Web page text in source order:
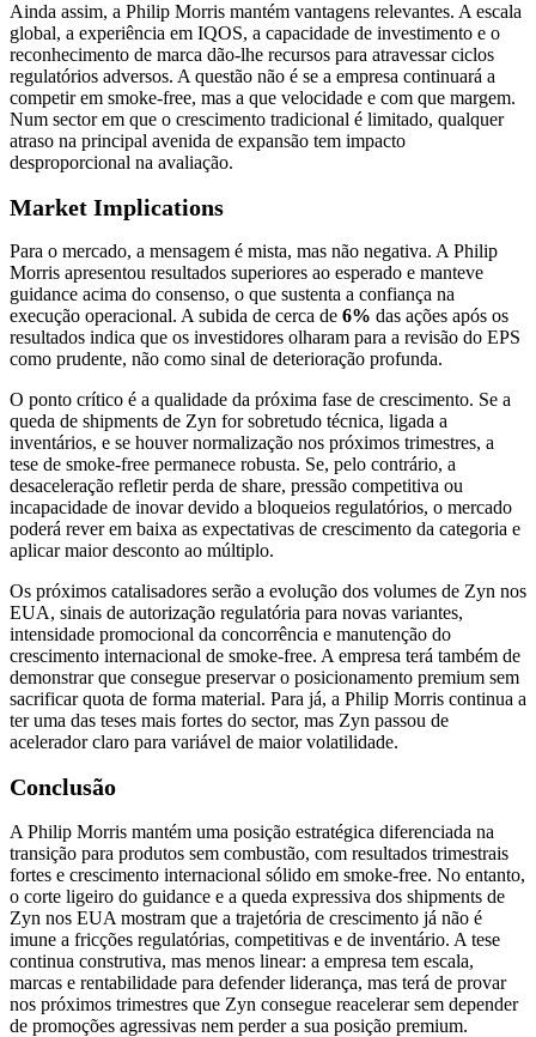
Ainda assim, a Philip Morris mantém vantagens relevantes. A escala
global, a experiência em IQOS, a capacidade de investimento e o
reconhecimento de marca dão-lhe recursos para atravessar ciclos
regulatórios adversos. A questão não é se a empresa continuará a
competir em smoke-free, mas a que velocidade e com que margem.
Num sector em que o crescimento tradicional é limitado, qualquer
atraso na principal avenida de expansão tem impacto
desproporcional na avaliação.
Market Implications
Para o mercado, a mensagem é mista, mas não negativa. A Philip
Morris apresentou resultados superiores ao esperado e manteve
guidance acima do consenso, o que sustenta a confiança na
execução operacional. A subida de cerca de 6% das ações após os
resultados indica que os investidores olharam para a revisão do EPS
como prudente, não como sinal de deterioração profunda.
O ponto crítico é a qualidade da próxima fase de crescimento. Se a
queda de shipments de Zyn for sobretudo técnica, ligada a
inventários, e se houver normalização nos próximos trimestres, a
tese de smoke-free permanece robusta. Se, pelo contrário, a
desaceleração refletir perda de share, pressão competitiva ou
incapacidade de inovar devido a bloqueios regulatórios, o mercado
poderá rever em baixa as expectativas de crescimento da categoria e
aplicar maior desconto ao múltiplo.
Os próximos catalisadores serão a evolução dos volumes de Zyn nos
EUA, sinais de autorização regulatória para novas variantes,
intensidade promocional da concorrência e manutenção do
crescimento internacional de smoke-free. A empresa terá também de
demonstrar que consegue preservar o posicionamento premium sem
sacrificar quota de forma material. Para já, a Philip Morris continua a
ter uma das teses mais fortes do sector, mas Zyn passou de
acelerador claro para variável de maior volatilidade.
Conclusão
A Philip Morris mantém uma posição estratégica diferenciada na
transição para produtos sem combustão, com resultados trimestrais
fortes e crescimento internacional sólido em smoke-free. No entanto,
o corte ligeiro do guidance e a queda expressiva dos shipments de
Zyn nos EUA mostram que a trajetória de crescimento já não é
imune a fricções regulatórias, competitivas e de inventário. A tese
continua construtiva, mas menos linear: a empresa tem escala,
marcas e rentabilidade para defender liderança, mas terá de provar
nos próximos trimestres que Zyn consegue reacelerar sem depender
de promoções agressivas nem perder a sua posição premium.